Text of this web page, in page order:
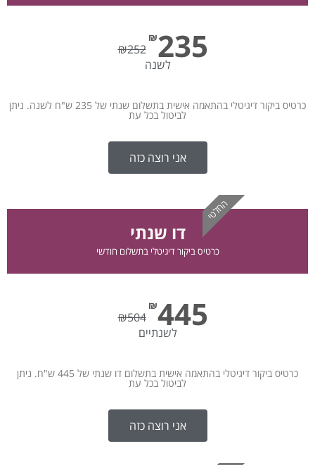
₪252
₪235לשנה
כרטיס ביקור דיגיטלי בהתאמה אישית בתשלום שנתי של 235 ש"ח לשנה. ניתן
לביטול בכל עת
אני רוצה כזה
החלטי
דו שנתי
כרטיס ביקור דיגיטלי בתשלום חודשי
₪504
₪445לשנתיים
כרטיס ביקור דיגיטלי בהתאמה אישית בתשלום דו שנתי של 445 ש"ח. ניתן
לביטול בכל עת
אני רוצה כזה